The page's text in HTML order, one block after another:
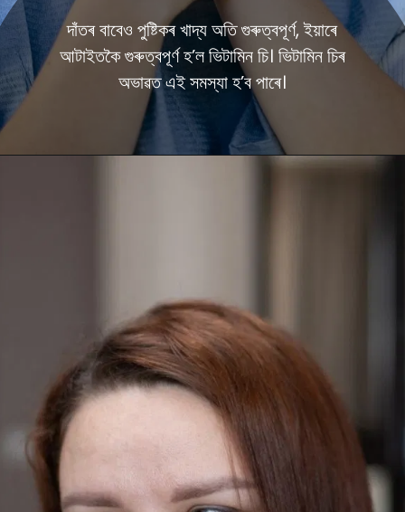
দাঁতৰ বাবেও পুষ্টিকৰ খাদ্য অতি গুৰুত্বপূৰ্ণ, ইয়াৰে
আটাইতকৈ গুৰুত্বপূৰ্ণ হ’ল ভিটামিন চি। ভিটামিন চিৰ
অভাৱত এই সমস্যা হ’ব পাৰে।